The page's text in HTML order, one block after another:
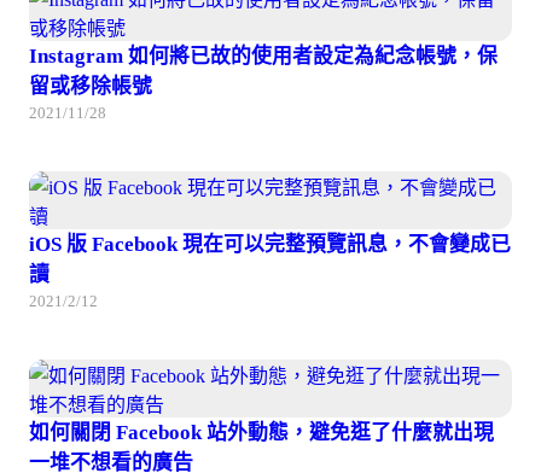
Instagram 如何將已故的使用者設定為紀念帳號，保
留或移除帳號
2021/11/28
iOS 版 Facebook 現在可以完整預覽訊息，不會變成已
讀
2021/2/12
如何關閉 Facebook 站外動態，避免逛了什麼就出現
一堆不想看的廣告